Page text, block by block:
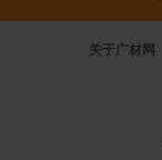
关于广材网